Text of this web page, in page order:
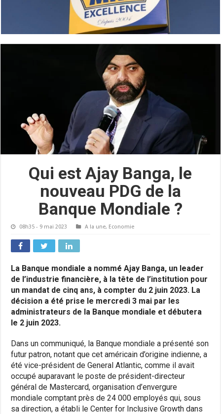
Qui est Ajay Banga, le
nouveau PDG de la
Banque Mondiale ?
08h35 - 9 mai 2023 A la une, Economie
La Banque mondiale a nommé Ajay Banga, un leader
de l’industrie financière, à la tête de l’institution pour
un mandat de cinq ans, à compter du 2 juin 2023. La
décision a été prise le mercredi 3 mai par les
administrateurs de la Banque mondiale et débutera
le 2 juin 2023.
Dans un communiqué, la Banque mondiale a présenté son
futur patron, notant que cet américain d’origine indienne, a
été vice-président de General Atlantic, comme il avait
occupé auparavant le poste de président-directeur
général de Mastercard, organisation d’envergure
mondiale comptant près de 24 000 employés qui, sous
sa direction, a établi le Center for Inclusive Growth dans